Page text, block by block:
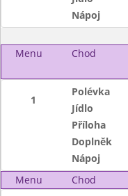
Nápoj
Menu Chod
1
Polévka
Jídlo
Příloha
Doplněk
Nápoj
Menu
Chod